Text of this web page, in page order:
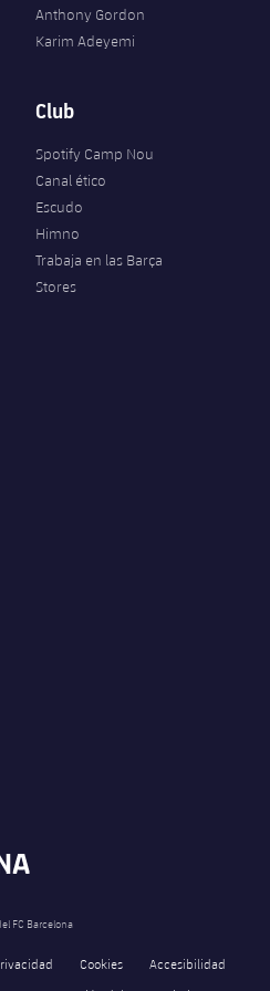
ruedas
Amateurs
Anthony Gordon
Karim Adeyemi
Club
Spotify Camp Nou
Canal ético
Escudo
Himno
Trabaja en las Barça
Stores
FC Barcelona
Cookies
Accesibilidad